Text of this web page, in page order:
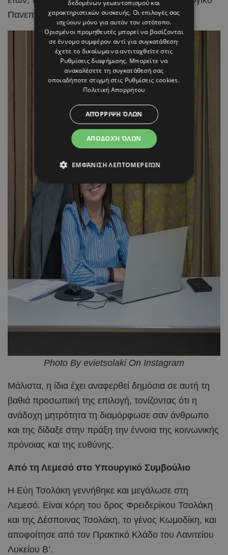
Πανεπιστήμιο Κύπρου.
Photo By evietsolaki On Instagram
Μάλιστα, η ίδια έχει αναφερθεί δημόσια σε αυτή τη
βαθιά προσωπική της επιλογή, τονίζοντας ότι η
ανάδοχη μητρότητα τη διαμόρφωσε σαν άνθρωπο
και της δίδαξε στην πράξη την έννοια της κοινωνικής
πρόνοιας και της ευθύνης.
Από τη Λεμεσό στο Υπουργικό Συμβούλιο
Η Εύη Τσολάκη γεννήθηκε και μεγάλωσε στη
Λεμεσό. Είναι κόρη του δρος Φρειδερίκου Τσολάκη
και της Δέσποινας Τσολάκη, το γένος Κωμοδίκη, και
αποφοίτησε από τον Πρακτικό Κλάδο του Λανιτείου
Λυκείου Β’.
δεδομένων γεωεντοπισμού και
χαρακτηριστικών συσκευής. Οι επιλογές σας
ισχύουν μόνο για αυτόν τον ιστότοπο.
Ορισμένοι προμηθευτές μπορεί να βασίζονται
σε έννομο συμφέρον αντί για συγκατάθεση·
έχετε το δικαίωμα να αντιταχθείτε στις
Ρυθμίσεις διαφήμισης. Μπορείτε να
ανακαλέσετε τη συγκατάθεσή σας
οποιαδήποτε στιγμή στις Ρυθμίσεις cookies.
Πολιτική Απορρήτου
ΑΠΟΔΟΧΉ ΌΛΩΝ
ΑΠΌΡΡΙΨΗ ΌΛΩΝ
ΕΜΦΆΝΙΣΗ ΛΕΠΤΟΜΕΡΕΙΏΝ